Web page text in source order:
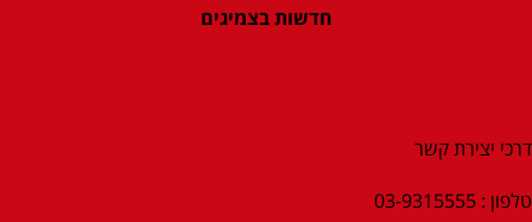
חדשות בצמיגים
דרכי יצירת קשר
טלפון : 03-9315555